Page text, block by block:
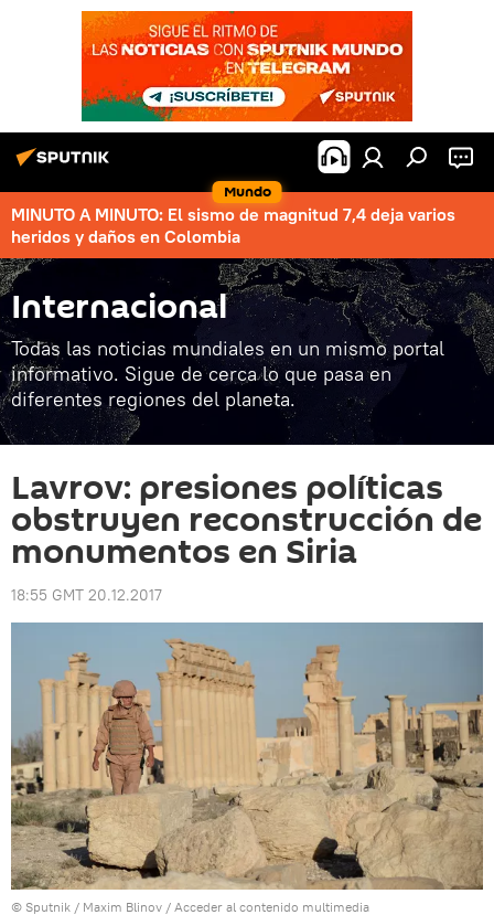
Mundo
MINUTO A MINUTO: El sismo de magnitud 7,4 deja varios
heridos y daños en Colombia
Internacional
Todas las noticias mundiales en un mismo portal
informativo. Sigue de cerca lo que pasa en
diferentes regiones del planeta.
Lavrov: presiones políticas
obstruyen reconstrucción de
monumentos en Siria
18:55 GMT 20.12.2017
© Sputnik / Maxim Blinov / Acceder al contenido multimedia